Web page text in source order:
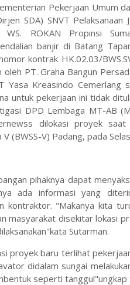
Pekerjaan Umum
SDA) SNVT Pelaksanaan
WS. ROKAN Propinsi
banjir di Batang
kontrak HK.02.03/
PT. Graha Bangun
Yasa Kreasindo Cemerlang
untuk pekerjaan ini tidak
DPD Lembaga MT-AB
dilokasi proyek
(BWSS-V) Padang, pada
pihaknya dapat
ada informasi yang
kontraktor. "Makanya kita
masyarakat disekitar lokasi
Sutarman.
proyek baru terlihat
didalam sungai
seperti tanggul"ungkap